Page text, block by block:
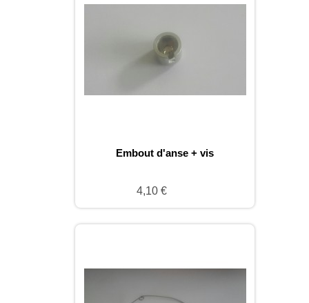
Embout d'anse + vis
4,10 €